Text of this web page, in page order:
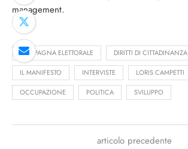
management.
CAMPAGNA ELETTORALE DIRITTI DI CITTADINANZA
IL MANIFESTO INTERVISTE LORIS CAMPETTI
OCCUPAZIONE POLITICA SVILUPPO
articolo precedente